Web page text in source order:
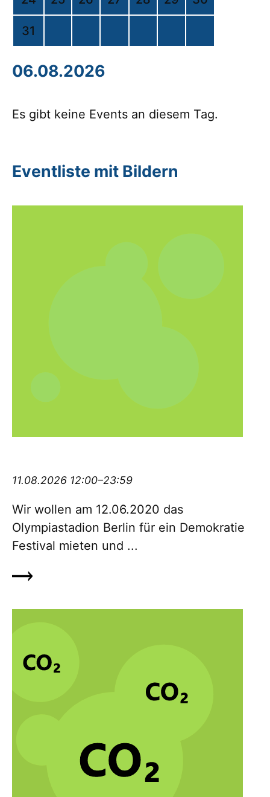
31
06.08.2026
Es gibt keine Events an diesem Tag.
Eventliste mit Bildern
11.08.2026 12:00–23:59
Wir wollen am 12.06.2020 das
Olympiastadion Berlin für ein De­mo­kratie
Festival mieten und ...